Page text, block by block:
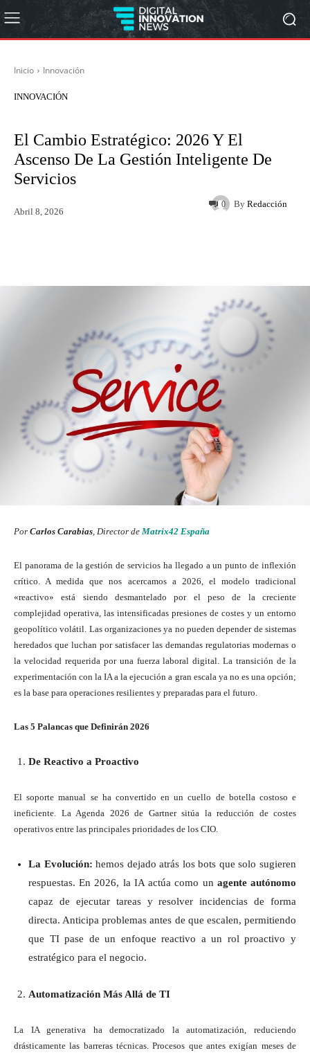
Inicio Innovación
INNOVACIÓN
El Cambio Estratégico: 2026 Y El
Ascenso De La Gestión Inteligente De
Servicios
By Redacción
Abril 8, 2026
0
Por Carlos Carabias , Director de Matrix42 España
El panorama de la gestión de servicios ha llegado a un punto de inflexión
crítico. A medida que nos acercamos a 2026, el modelo tradicional
«reactivo» está siendo desmantelado por el peso de la creciente
complejidad operativa, las intensificadas presiones de costes y un entorno
geopolítico volátil. Las organizaciones ya no pueden depender de sistemas
heredados que luchan por satisfacer las demandas regulatorias modernas o
la velocidad requerida por una fuerza laboral digital. La transición de la
experimentación con la IA a la ejecución a gran escala ya no es una opción;
es la base para operaciones resilientes y preparadas para el futuro.
Las 5 Palancas que Definirán 2026
De Reactivo a Proactivo
El soporte manual se ha convertido en un cuello de botella costoso e
ineficiente. La Agenda 2026 de Gartner sitúa la reducción de costes
operativos entre las principales prioridades de los CIO.
La Evolución: hemos dejado atrás los bots que solo sugieren
respuestas. En 2026, la IA actúa como un agente autónomo
capaz de ejecutar tareas y resolver incidencias de forma
directa. Anticipa problemas antes de que escalen, permitiendo
que TI pase de un enfoque reactivo a un rol proactivo y
estratégico para el negocio.
Automatización Más Allá de TI
La IA generativa ha democratizado la automatización, reduciendo
drásticamente las barreras técnicas. Procesos que antes exigían meses de